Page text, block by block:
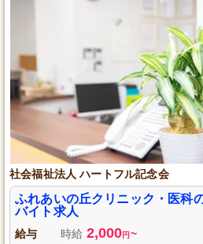
社会福祉法人 ハートフル記念会
ふれあいの丘クリニック・医科
バイト求人
給与 時給 2,000円 ~